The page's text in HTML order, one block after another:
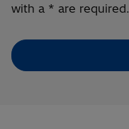
with a * are required.